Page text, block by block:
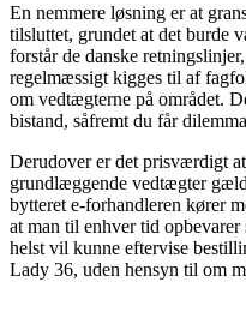
En nemmere løsning er at
tilsluttet, grundet at det burde
forstår de danske
regelmæssigt kigges til af
om vedtægterne på området.
bistand, såfremt du får
Derudover er det prisværdigt
grundlæggende vedtægter
bytteret e-forhandleren kører
at man til enhver tid
helst vil kunne eftervise
Lady 36, uden hensyn til om